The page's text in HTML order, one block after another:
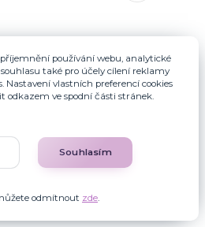
používání webu, analytické
také pro účely cílení reklamy
Nastavení vlastních preferencí cookies
odkazem ve spodní části stránek.
Souhlasím
odmítnout zde.